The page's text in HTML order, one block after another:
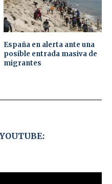
España en alerta ante una
posible entrada masiva de
migrantes